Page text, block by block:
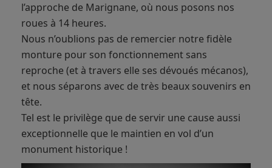
l’approche de Marignane, où nous posons nos
roues à 14 heures.
Nous n’oublions pas de remercier notre fidèle
monture pour son fonctionnement sans
reproche (et à travers elle ses dévoués mécanos),
et nous séparons avec de très beaux souvenirs en
tête.
Tel est le privilège que de servir une cause aussi
exceptionnelle que le maintien en vol d’un
monument historique !